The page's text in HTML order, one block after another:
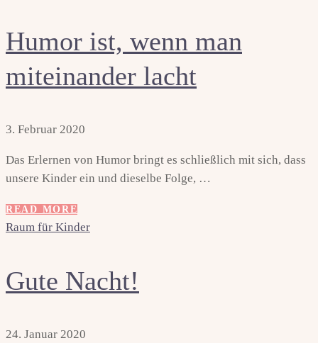
Humor ist, wenn man
miteinander lacht
3. Februar 2020
Das Erlernen von Humor bringt es schließlich mit sich, dass
unsere Kinder ein und dieselbe Folge, …
READ MORE
Raum für Kinder
Gute Nacht!
24. Januar 2020